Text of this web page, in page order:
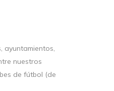
ayuntamientos,
nuestros
de fútbol (de